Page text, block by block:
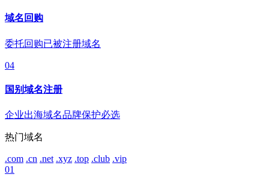
域名回购
委托回购已被注册域名
04
国别域名注册
企业出海域名品牌保护必选
热门域名
.com .cn .net .xyz .top .club .vip
01